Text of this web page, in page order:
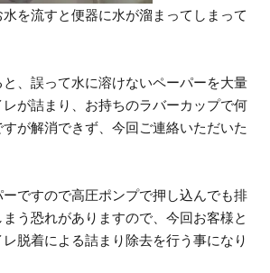
を流すと便器に水が溜まってしまって
、誤って水に溶けないペーパーを大量
が詰まり、お持ちのラバーカップで何
が解消できず、今回ご連絡いただいた
ですので高圧ポンプで押し込んでも排
う恐れがありますので、今回お客様と
脱着による詰まり除去を行う事になり